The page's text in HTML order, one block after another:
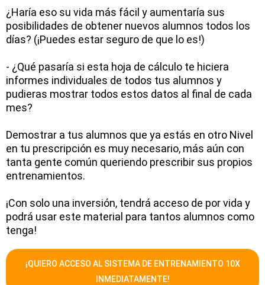
¿Haría eso su vida más fácil y aumentaría sus
posibilidades de obtener nuevos alumnos todos los
días? (¡Puedes estar seguro de que lo es!)
- ¿Qué pasaría si esta hoja de cálculo te hiciera
informes individuales de todos tus alumnos y
pudieras mostrar todos estos datos al final de cada
mes?
Demostrar a tus alumnos que ya estás en otro Nivel
en tu prescripción es muy necesario, más aún con
tanta gente común queriendo prescribir sus propios
entrenamientos.
¡Con solo una inversión, tendrá acceso de por vida y
podrá usar este material para tantos alumnos como
tenga!
¡QUIERO ACCESO AL SISTEMA DE ENTRENAMIENTO 10X
INMEDIATAMENTE!